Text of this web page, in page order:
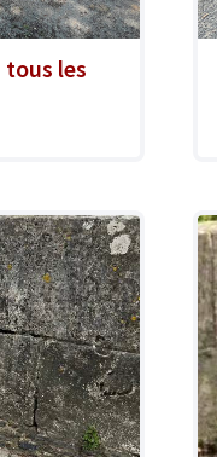
tous les